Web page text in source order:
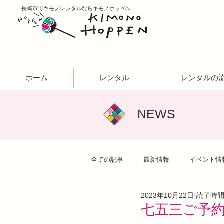
​長崎市でキモノレンタルならキモノホッペン
ホーム レンタル レンタルの
NEWS
全ての記事 最新情報 イベント情
七五三ご予
2023年10月22日 読了時